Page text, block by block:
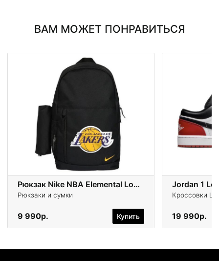
ВАМ МОЖЕТ ПОНРАВИТЬСЯ
Рюкзак Nike NBA Elemental Los Angeles Lakers
Рюкзаки и сумки
9 990р. Купить
Jordan 1
Кроссовки
19 990р.